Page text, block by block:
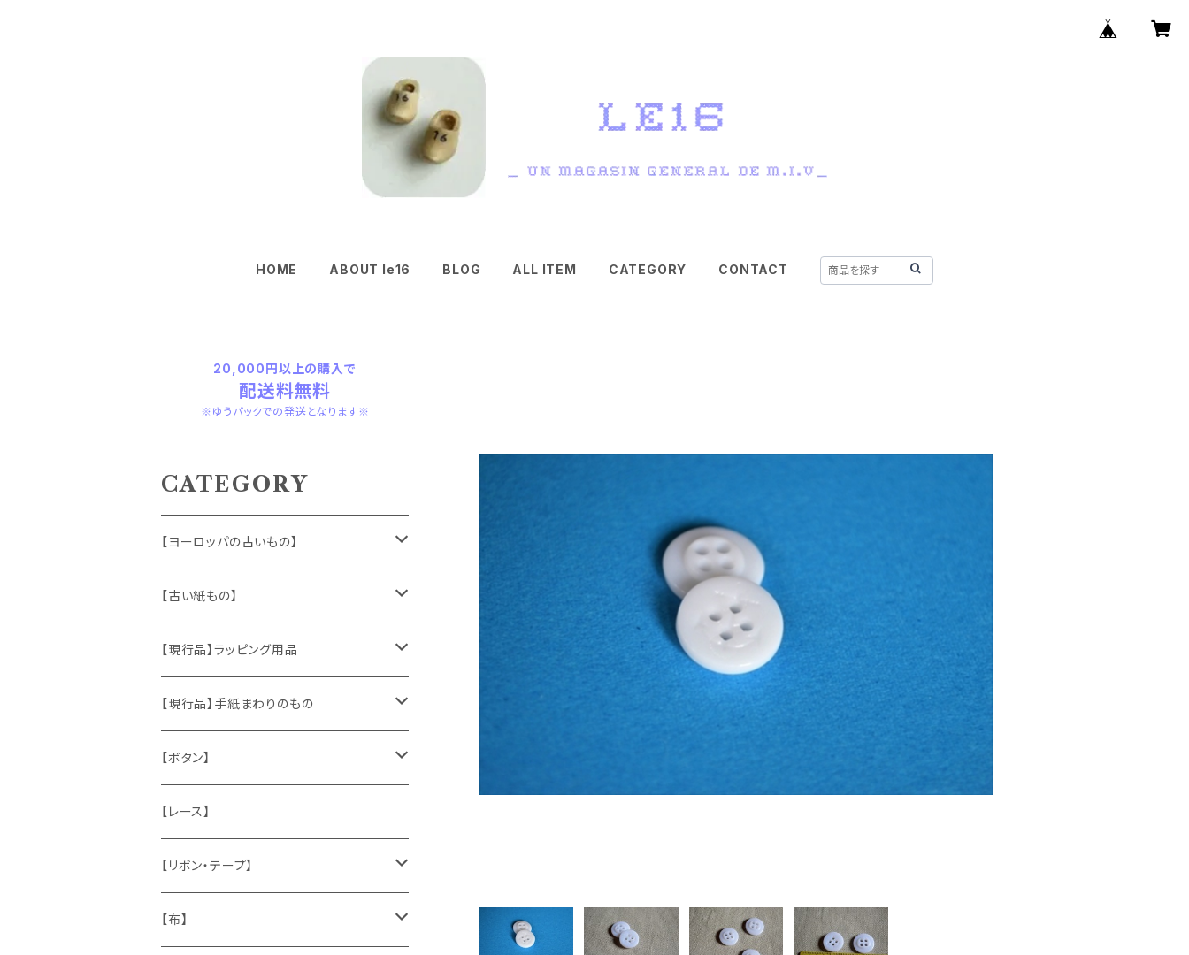
HOME ABOUT le16 BLOG ALL ITEM CATEGORY CONTACT
20,000円以上の購入で
配送料無料
※ゆうパックでの発送となります※
CATEGORY
【ヨーロッパの古いもの】
ヴィンテージアクセサリー
おもちゃ、ぬいぐるみ
くま、テディベア
うさぎ
ヴィンテージファブリック
ハンドメイド製品
お部屋に飾るもの
メタル製品
缶、箱
陶磁器
【古い紙もの】
切手、FDC
ポストカード、カレンダー
マッチラベル、食品ラベル
蔵書票、荷札、ビュバー、伝票
シール、ステッカー、クロモス
袋、箱、ナプキン、コースター
【現行品】ラッピング用品
伝票、タグ、シール
袋、ラッピングペーパー
ひも、テープ
【現行品】手紙まわりのもの
封筒、ポストカード
切手
スタンプ
文房具
【ボタン】
木
貝
メタル
【レース】
【リボン・テープ】
チロルテープ・イニシャルテープ
【布】